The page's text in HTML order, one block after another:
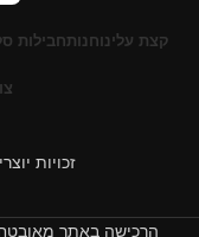
קצת עלינוחנותחבילות
זכויות יוצרים © 2026 כל
הרכישה באתר